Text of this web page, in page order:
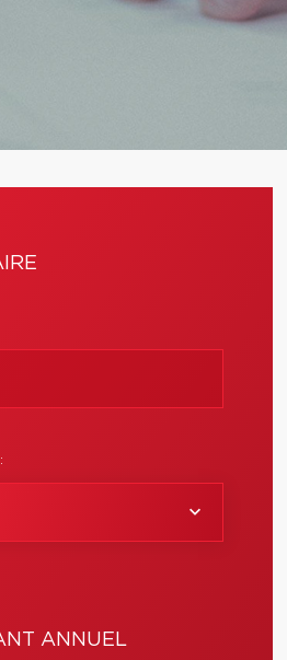
ANNUEL